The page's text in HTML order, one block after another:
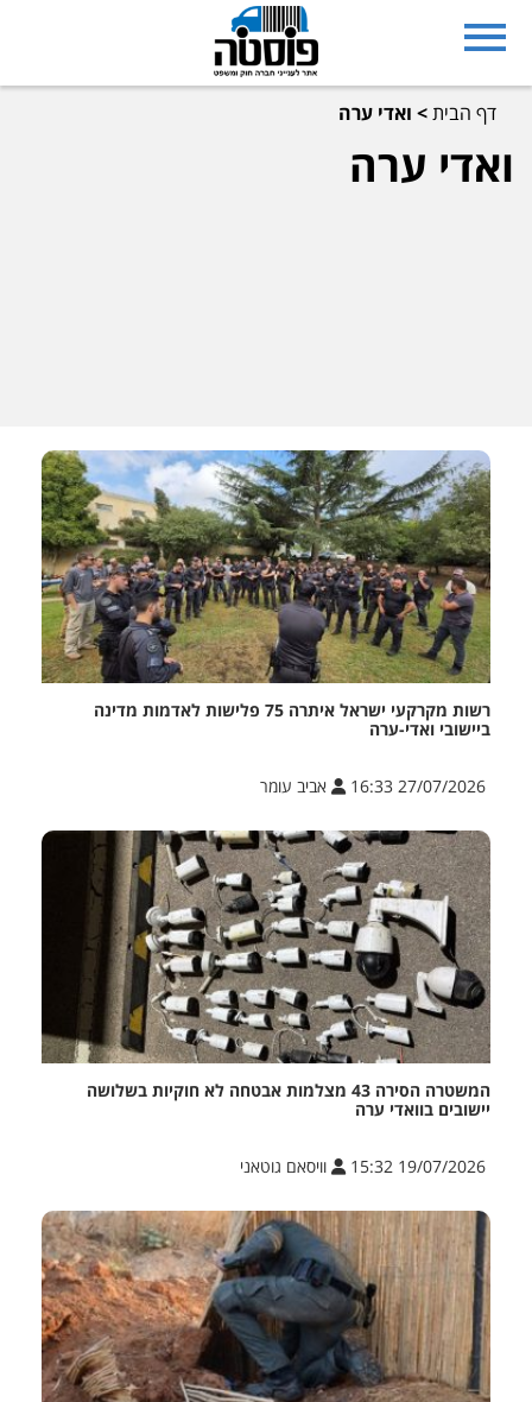
דף הבית> ואדי ערה
ואדי ערה
רשות מקרקעי ישראל איתרה 75 פלישות לאדמות מדינה
ביישובי ואדי-ערה
27/07/2026 16:33 אביב עומר
המשטרה הסירה 43 מצלמות אבטחה לא חוקיות בשלושה
יישובים בוואדי ערה
19/07/2026 15:32 וויסאם גוטאני